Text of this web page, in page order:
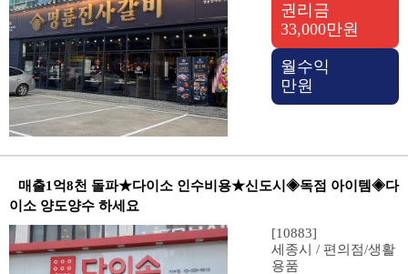
권리금
33,000만원
월수익
만원
매출1억8천 돌파★다이소 인수비용★신도시◈독점 아이템◈다
이소 양도양수 하세요
[10883]
세종시 / 편의점/생활
용품